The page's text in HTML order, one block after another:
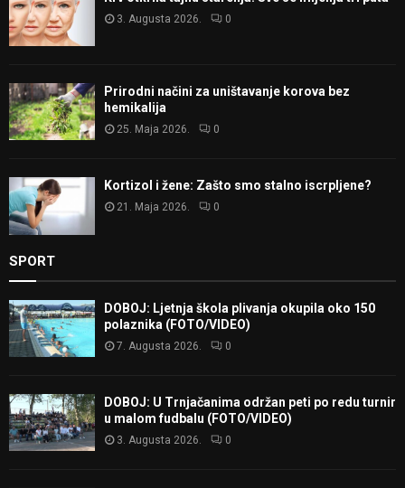
3. Augusta 2026. 0
Prirodni načini za uništavanje korova bez
hemikalija
25. Maja 2026. 0
Kortizol i žene: Zašto smo stalno iscrpljene?
21. Maja 2026. 0
SPORT
DOBOJ: Ljetnja škola plivanja okupila oko 150
polaznika (FOTO/VIDEO)
7. Augusta 2026. 0
DOBOJ: U Trnjačanima održan peti po redu turnir
u malom fudbalu (FOTO/VIDEO)
3. Augusta 2026. 0